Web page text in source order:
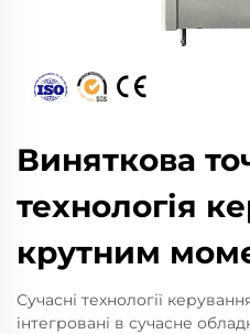
Виняткова
технологія
крутним
Сучасні технології
інтегровані в сучасне